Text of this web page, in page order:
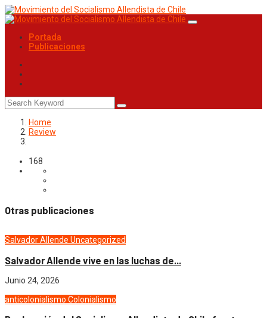
Portada
Publicaciones
Home
Review
168
Otras publicaciones
Salvador Allende Uncategorized
Salvador Allende vive en las luchas de...
Junio 24, 2026
anticolonialismo Colonialismo